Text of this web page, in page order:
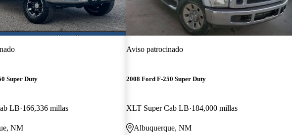
Super Duty
LB 166,336 millas
NM
Aviso patrocinado
2008 Ford F-250 Super Duty
XLT Super Cab LB 184,000 millas
Albuquerque, NM